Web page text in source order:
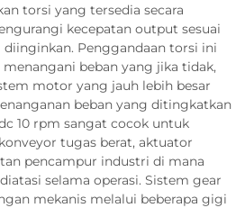
torsi yang tersedia secara
kecepatan output sesuai
diinginkan. Penggandaan torsi ini
beban yang jika tidak,
motor yang jauh lebih besar
beban yang ditingkatkan
10 rpm sangat cocok untuk
tugas berat, aktuator
pencampur industri di mana
selama operasi. Sistem gear
mekanis melalui beberapa gigi